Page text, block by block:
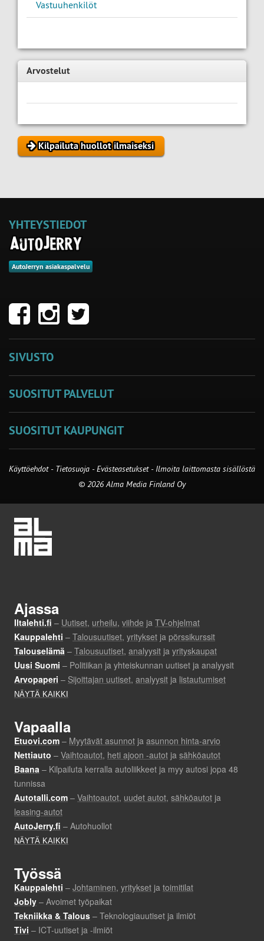
Vastuuhenkilöt
Arvostelut
Kilpailuta huollot ilmaiseksi
YHTEYSTIEDOT
AutoJerryn asiakaspalvelu
SIVUSTO
SUOSITUT PALVELUT
SUOSITUT KAUPUNGIT
Käyttöehdot - Tietosuoja -Evästeasetukset- Ilmoita laittomasta sisällöstä
© 2026 Alma Media Finland Oy